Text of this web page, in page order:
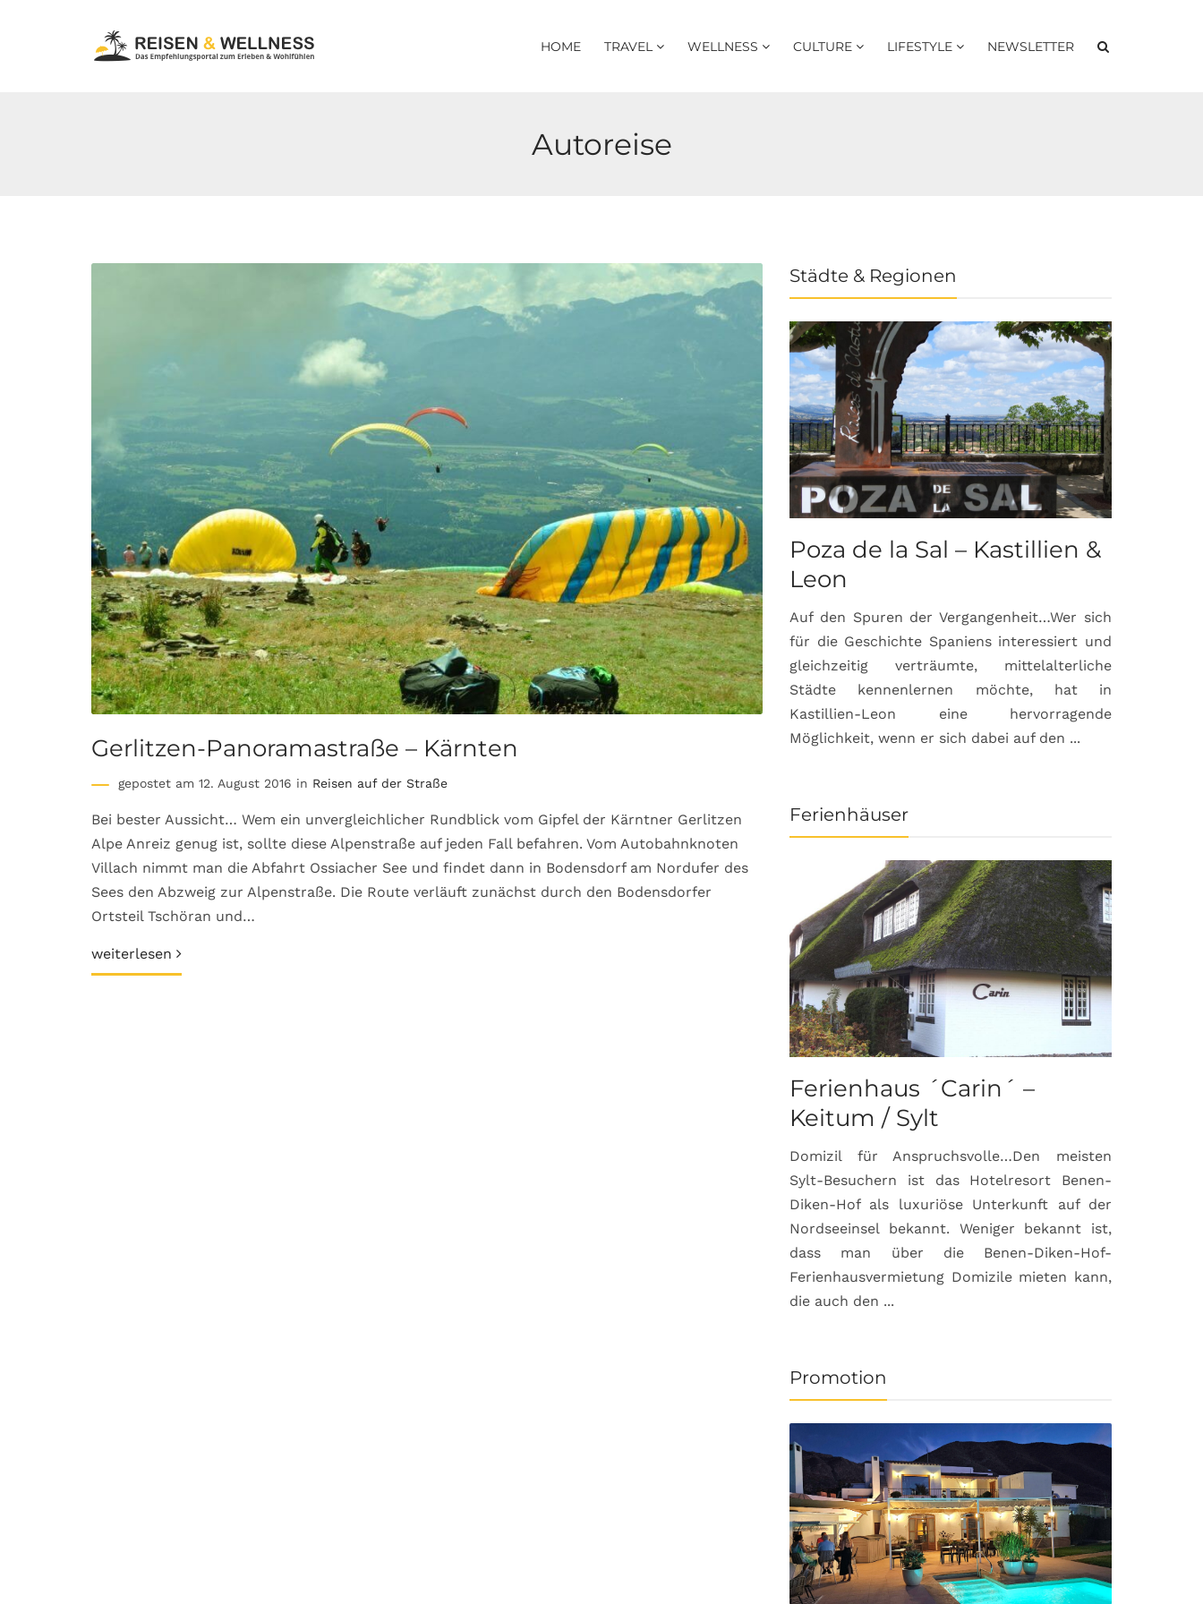
HOME TRAVEL WELLNESS CULTURE LIFESTYLE NEWSLETTER
Autoreise
Gerlitzen-Panoramastraße – Kärnten
gepostet am 12. August 2016 in Reisen auf der Straße
Bei bester Aussicht… Wem ein unvergleichlicher Rundblick vom Gipfel der Kärntner Gerlitzen
Alpe Anreiz genug ist, sollte diese Alpenstraße auf jeden Fall befahren. Vom Autobahnknoten
Villach nimmt man die Abfahrt Ossiacher See und findet dann in Bodensdorf am Nordufer des
Sees den Abzweig zur Alpenstraße. Die Route verläuft zunächst durch den Bodensdorfer
Ortsteil Tschöran und…
weiterlesen
Städte & Regionen
Poza de la Sal – Kastillien &
Leon
Auf den Spuren der Vergangenheit…Wer sich
für die Geschichte Spaniens interessiert und
gleichzeitig verträumte, mittelalterliche
Städte kennenlernen möchte, hat in
Kastillien-Leon eine hervorragende
Möglichkeit, wenn er sich dabei auf den ...
Ferienhäuser
Ferienhaus ´Carin´ –
Keitum / Sylt
Domizil für Anspruchsvolle…Den meisten
Sylt-Besuchern ist das Hotelresort Benen-
Diken-Hof als luxuriöse Unterkunft auf der
Nordseeinsel bekannt. Weniger bekannt ist,
dass man über die Benen-Diken-Hof-
Ferienhausvermietung Domizile mieten kann,
die auch den ...
Promotion